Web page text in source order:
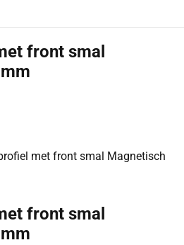
front smal
met front smal Magnetisch
front smal